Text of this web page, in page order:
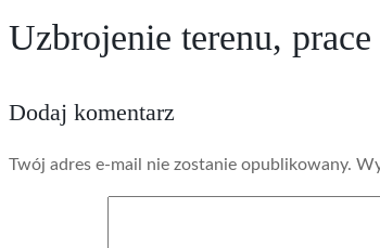
Uzbrojenie terenu,
Dodaj komentarz
Twój adres e-mail nie zostanie opublikowany.